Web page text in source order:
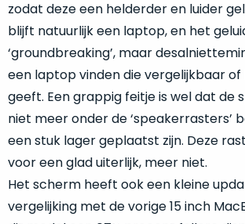
zodat deze een helderder en luider
blijft natuurlijk een laptop, en het
‘groundbreaking’, maar
een laptop vinden die vergelijkbaar
geeft. Een grappig feitje is wel dat de
niet meer onder de ‘speakerrasters’
een stuk lager geplaatst zijn. Deze
voor een glad uiterlijk, meer niet.
Het scherm heeft ook een kleine
vergelijking met de vorige 15 inch
een
flink
lagere
Compleet
in
de
originele
doos
geleverd,
inclusief
alle
doos
Dit
product
isals
nieuw. De
doos
dit
model